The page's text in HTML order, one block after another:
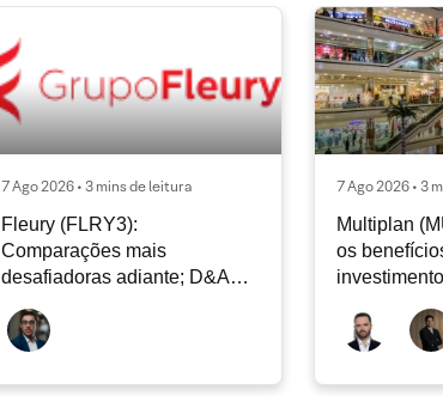
7 Ago 2026 • 3 mins de leitura
Fleury (FLRY3):
Comparações mais
desafiadoras adiante; D&A
deve permanecer nos níveis
atuais
7 Ago 2026 • 3
Multiplan
os